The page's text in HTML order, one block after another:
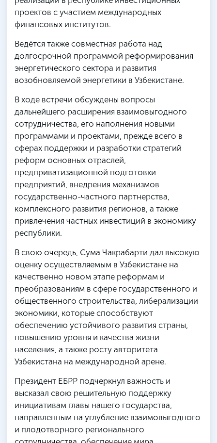
проектов с участием международных
финансовых институтов.
Ведётся также совместная работа над
долгосрочной программой реформирования
энергетического сектора и развития
возобновляемой энергетики в Узбекистане.
В ходе встречи обсуждены вопросы
дальнейшего расширения взаимовыгодного
сотрудничества, его наполнения новыми
программами и проектами, прежде всего в
сферах поддержки и разработки стратегий
реформ основных отраслей,
предприватизационной подготовки
предприятий, внедрения механизмов
государственно-частного партнерства,
комплексного развития регионов, а также
привлечения частных инвестиций в экономику
республики.
В свою очередь, Сума Чакрабарти дал высокую
оценку осуществляемым в Узбекистане на
качественно новом этапе реформам и
преобразованиям в сфере государственного и
общественного строительства, либерализации
экономики, которые способствуют
обеспечению устойчивого развития страны,
повышению уровня и качества жизни
населения, а также росту авторитета
Узбекистана на международной арене.
Президент ЕБРР подчеркнул важность и
высказал свою решительную поддержку
инициативам главы нашего государства,
направленным на углубление взаимовыгодного
и плодотворного регионального